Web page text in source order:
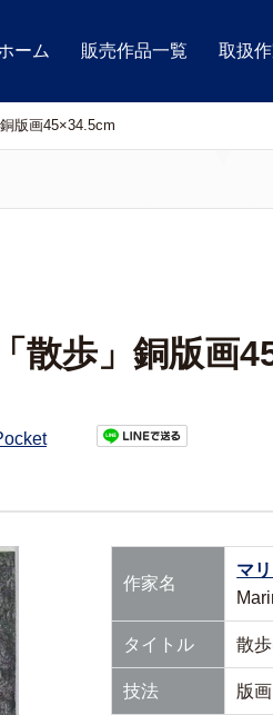
ーム 販売作品一覧 取扱
版画45×34.5cm
散歩」銅版画
作家名
マ
タイトル 散
技法 版